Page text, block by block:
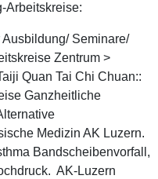
Arbeitskreise:
Seminare/
Zentrum >
Quan Tai Chi Chuan::
Ganzheitliche
Medizin AK Luzern.
Bandscheibenvorfall,
AK-Luzern